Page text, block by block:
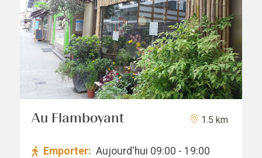
Au Flamboyant 1.5 km
Emporter: Aujourd'hui 09:00 - 19:00